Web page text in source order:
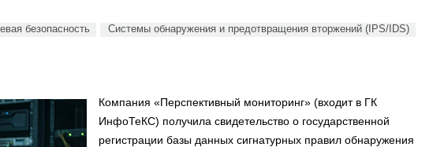
безопасность Системы обнаружения и предотвращения вторжений (IPS/IDS)
Компания «Перспективный мониторинг» (входит в ГК
ИнфоТеКС) получила свидетельство о государственной
регистрации базы данных сигнатурных правил обнаружения